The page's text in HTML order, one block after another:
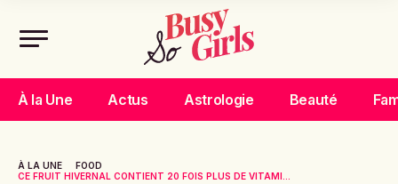
À la Une Actus Astrologie Beauté
À LA UNE
FOOD
CE FRUIT HIVERNAL CONTIENT 20 FOIS PLUS DE VITAMI...